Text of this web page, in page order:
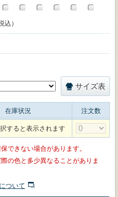
込）
サイズ表
在庫状況 注文数
すると表示されます
できない場合があります。
の色と多少異なることがありま
ついて